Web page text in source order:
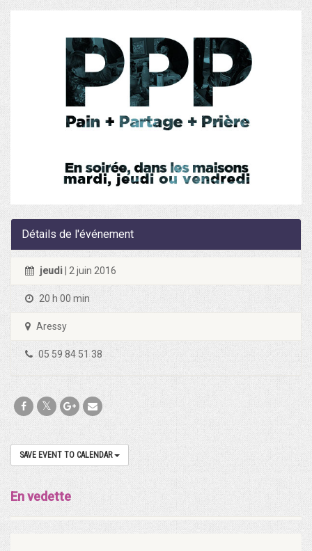
Détails de l'événement
jeudi | 2 juin 2016
20 h 00 min
Aressy
05 59 84 51 38
SAVE EVENT TO CALENDAR
En vedette